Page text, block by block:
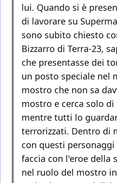
lui. Quando si è
di lavorare su
sono subito chiesto
Bizzarro di Terra-23,
che presentasse dei
un posto speciale nel
mostro che non sa
mostro e cerca solo
mentre tutti lo
terrorizzati. Dentro di
con questi
faccia con l'eroe della
nel ruolo del mostro